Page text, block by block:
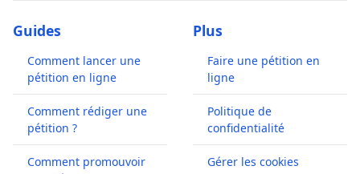
Guides
Comment lancer une
pétition en ligne
Comment rédiger une
pétition ?
Comment promouvoir
Plus
Faire une pétition en
ligne
Politique de
confidentialité
Gérer les cookies